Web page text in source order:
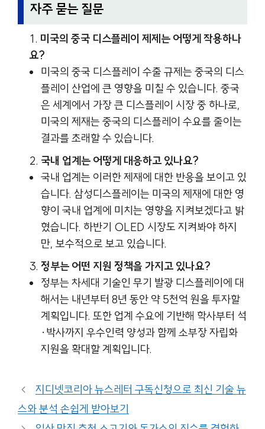
자주 묻는 질문
미국의 중국 디스플레이 제제는 어떻게 작용하나
요?
미국의 중국 디스플레이 수출 규제는 중국의 디스
플레이 산업에 큰 영향을 미칠 수 있습니다. 중국
은 세계에서 가장 큰 디스플레이 시장 중 하나로,
미국의 제재는 중국의 디스플레이 수요를 줄이는
결과를 초래할 수 있습니다.
국내 업계는 어떻게 대응하고 있나요?
국내 업계는 이러한 제재에 대한 반응을 보이고 있
습니다. 삼성디스플레이는 미국의 제재에 대한 영
향이 국내 업계에 미치는 영향을 지켜보겠다고 밝
혔습니다. 하반기 OLED 시장도 지켜봐야 하지
만, 보수적으로 보고 있습니다.
정부는 어떤 지원 정책을 가지고 있나요?
정부는 차세대 기술인 무기 발광 디스플레이에 대
해서는 내년부터 8년 동안 약 5천억 원을 투자할
계획입니다. 또한 업계 수요에 기반해 학사부터 석
·박사까지 우수인력 양성과 함께 소부장 자립화
지원을 확대할 계획입니다.
지디넷코리아 뉴스레터 구독신청으로 최신 기술 뉴
스와 분석 손쉽게 받아보기